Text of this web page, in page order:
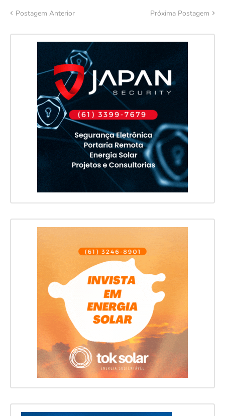
Postagem Anterior Próxima Postagem